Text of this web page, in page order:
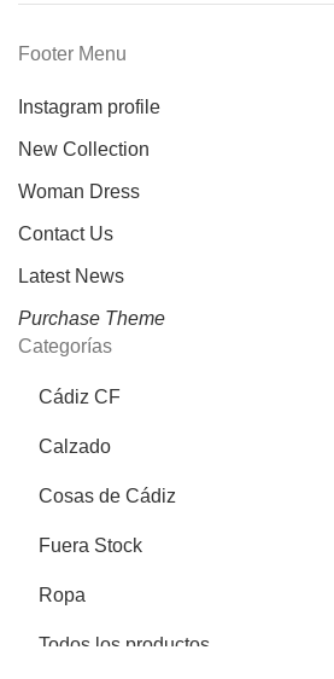
Footer Menu
Instagram profile
New Collection
Woman Dress
Contact Us
Latest News
Purchase Theme
Categorías
Cádiz CF
Calzado
Cosas de Cádiz
Fuera Stock
Ropa
Todos los productos